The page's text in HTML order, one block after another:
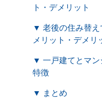
ト・デメリット
▼ 老後の住み替え
メリット・デメリ
▼ 一戸建てとマン
特徴
▼ まとめ